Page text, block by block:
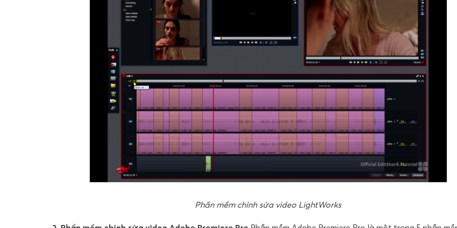
Phần mềm chỉnh sửa video LightWorks